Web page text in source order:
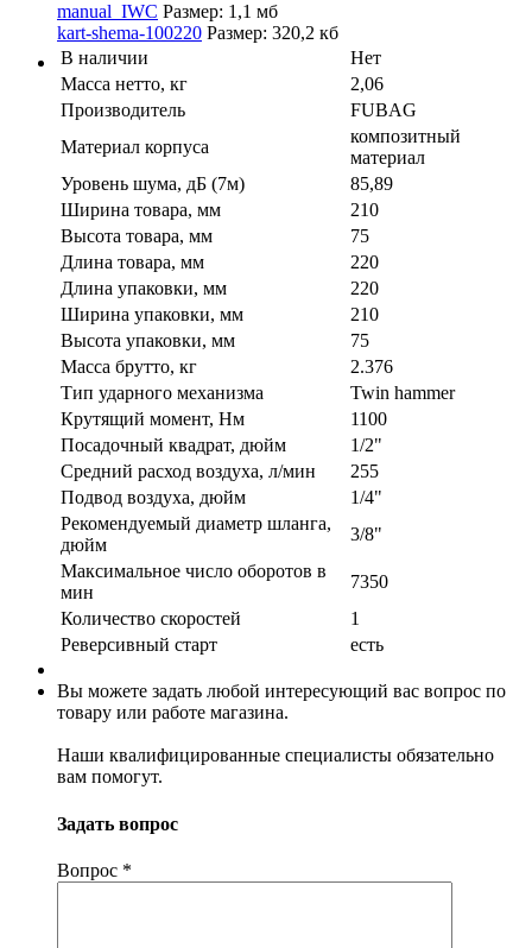
manual_IWC Размер: 1,1 мб
kart-shema-100220 Размер: 320,2 кб
В наличии
Нет
Масса нетто, кг
2,06
Производитель
FUBAG
Материал корпуса
композитный
материал
Уровень шума, дБ (7м)
85,89
Ширина товара, мм
210
Высота товара, мм
75
Длина товара, мм
220
Длина упаковки, мм
220
Ширина упаковки, мм
210
Высота упаковки, мм
75
Масса брутто, кг
2.376
Тип ударного механизма
Twin hammer
Крутящий момент, Нм
1100
Посадочный квадрат, дюйм
1/2"
Средний расход воздуха, л/мин
255
Подвод воздуха, дюйм
1/4"
Рекомендуемый диаметр шланга,
дюйм
3/8"
Максимальное число оборотов в
мин
7350
Количество скоростей
1
Реверсивный старт
есть
Вы можете задать любой интересующий вас вопрос по
товару или работе магазина.
Наши квалифицированные специалисты обязательно
вам помогут.
Задать вопрос
Вопрос *